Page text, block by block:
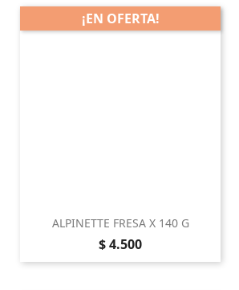
ALPINETTE FRESA X 140 G
Precio
$ 4.500
¡EN OFERTA!